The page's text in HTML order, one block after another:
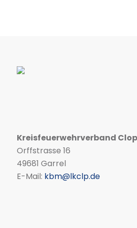
Kreisfeuerwehrverband
Orffstrasse 16
49681 Garrel
E-Mail: kbm@lkclp.de